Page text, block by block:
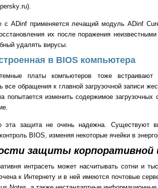
ru).
с ADinf применяется лечащий модуль ADinf
их после поражения
удалять вирусы.
в BIOS компьютера
платы компьютеров тоже
все обращения к главной загрузочной записи
попытается изменить содержимое
эта защита не очень надежна. Существуют
BIOS, изменяя некоторые ячейки в
защиты корпоративной
интрасеть может насчитывать сотни и
к Интернету и в ней имеются почтовые